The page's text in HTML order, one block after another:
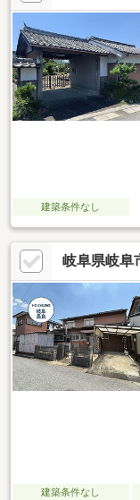
建築条件なし
岐阜県岐阜
建築条件なし